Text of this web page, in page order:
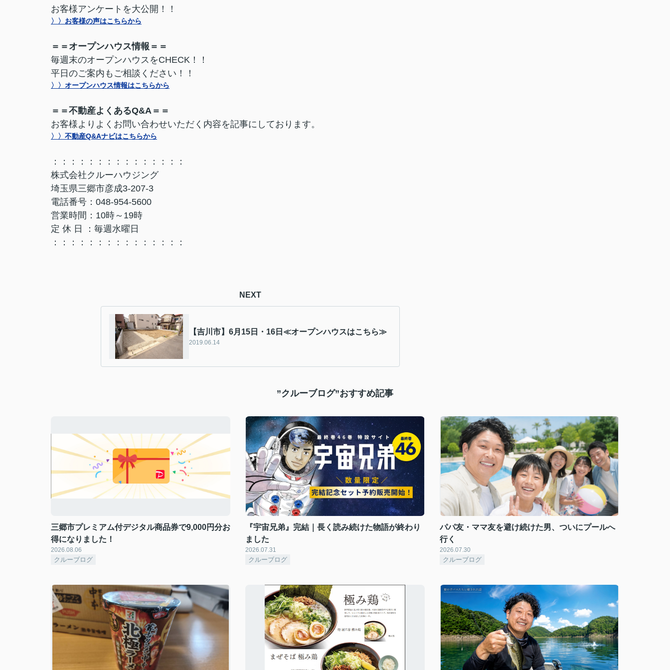
お客様アンケートを大公開！！
〉〉お客様の声はこちらから
＝＝オープンハウス情報＝＝
毎週末のオープンハウスをCHECK！！
平日のご案内もご相談ください！！
〉〉オープンハウス情報はこちらから
＝＝不動産よくあるQ&A＝＝
お客様よりよくお問い合わせいただく内容を記事にしております。
〉〉不動産Q&Aナビはこちらから
：：：：：：：：：：：：：：：
株式会社クルーハウジング
埼玉県三郷市彦成3-207-3
電話番号：048-954-5600
営業時間：10時～19時
定 休 日 ：毎週水曜日
：：：：：：：：：：：：：：：
NEXT
【吉川市】6月15日・16日≪オープンハウスはこちら≫
2019.06.14
”クルーブログ”おすすめ記事
三郷市プレミアム付デジタル商品券で9,000円分お
得になりました！
2026.08.06
クルーブログ
『宇宙兄弟』完結｜長く読み続けた物語が終わり
ました
2026.07.31
クルーブログ
パパ友・ママ友を避け続けた男、ついにプールへ
行く
2026.07.30
クルーブログ